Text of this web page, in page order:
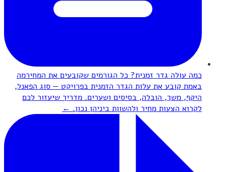
כמה עולה גדר זמנית? כל הגורמים שקובעים את המחירמה
באמת קובע את עלות הגדר הזמנית בפרויקט — סוג הפאנל,
היקף, משך, הובלה, בסיסים ושערים. מדריך שיעזור לכם
לקרוא הצעות מחיר ולהשוות ביניהן נכון. ←